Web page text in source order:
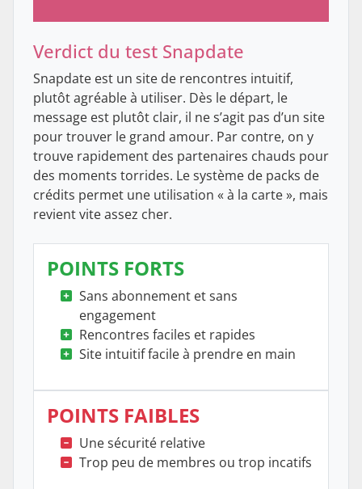
Verdict du test Snapdate
Snapdate est un site de rencontres intuitif,
plutôt agréable à utiliser. Dès le départ, le
message est plutôt clair, il ne s’agit pas d’un site
pour trouver le grand amour. Par contre, on y
trouve rapidement des partenaires chauds pour
des moments torrides. Le système de packs de
crédits permet une utilisation « à la carte », mais
revient vite assez cher.
POINTS FORTS
Sans abonnement et sans
engagement
Rencontres faciles et rapides
Site intuitif facile à prendre en main
POINTS FAIBLES
Une sécurité relative
Trop peu de membres ou trop incatifs